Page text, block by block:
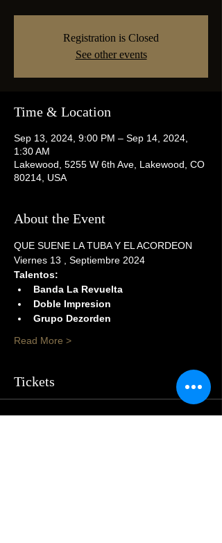
Registration is Closed
See other events
Time & Location
Sep 13, 2024, 9:00 PM – Sep 14, 2024,
1:30 AM
Lakewood, 5255 W 6th Ave, Lakewood, CO
80214, USA
About the Event
QUE SUENE LA TUBA Y EL ACORDEON
Viernes 13 , Septiembre 2024
Talentos:
Banda La Revuelta
Doble Impresion
Grupo Dezorden
Read More >
Tickets